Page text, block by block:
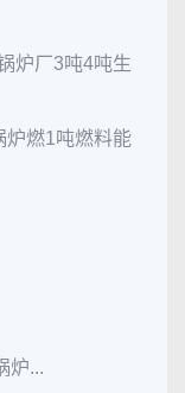
炉厂3吨4吨生
炉燃1吨燃料能
炉...